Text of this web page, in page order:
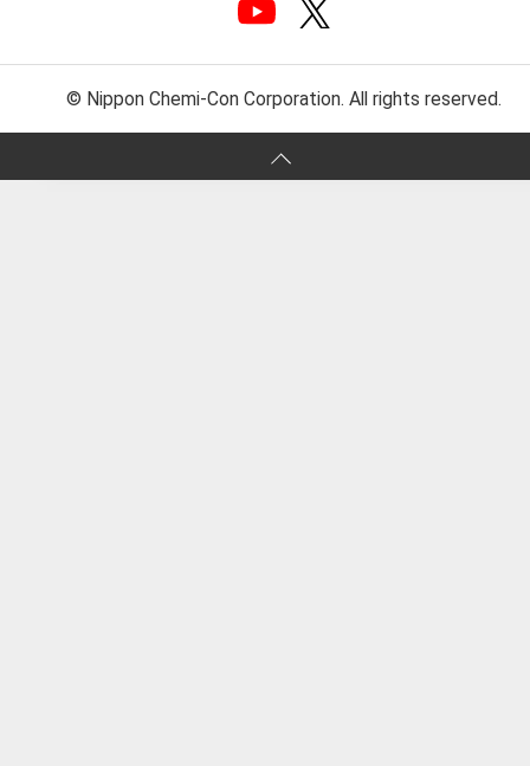
© Nippon Chemi-Con Corporation. All rights reserved.